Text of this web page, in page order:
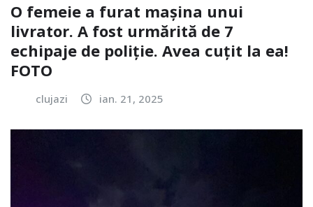
O femeie a furat mașina unui
livrator. A fost urmărită de 7
echipaje de poliție. Avea cuțit la ea!
FOTO
clujazi ian. 21, 2025